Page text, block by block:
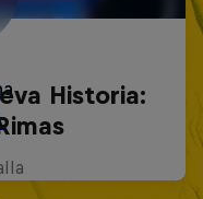
Historia: